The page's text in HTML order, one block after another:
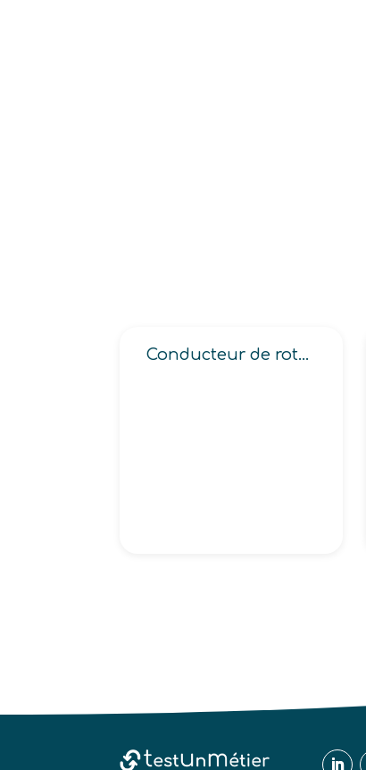
Conducteur de rotatives (blanchet, héliogravure, monobobine impression continue, monobobine multicouleur)